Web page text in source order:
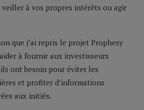
à vos propres intérêts ou agir
que j’ai repris le projet Prophesy
à fournir aux investisseurs
ont besoin pour éviter les
et profiter d’informations
aux initiés.